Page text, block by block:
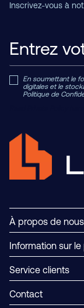
Inscrivez-vous à
En soumettant le
digitales et le
Politique de
À propos de nous
Information sur
Service clients
Contact